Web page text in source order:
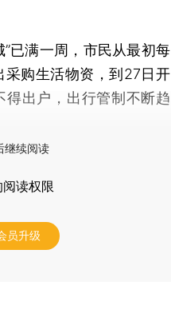
满一周，市民从最初每
采购生活物资，到27日开
出户，出行管制不断趋
继续阅读
阅读权限
员升级